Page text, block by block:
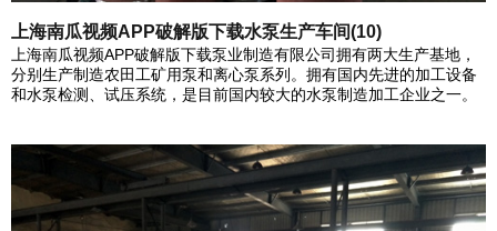
上海南瓜视频APP破解版下载水泵生产车间(10)
上海南瓜视频APP破解版下载泵业制造有限公司拥有两大生产基地，
分别生产制造农田工矿用泵和离心泵系列。拥有国内先进的加工设备
和水泵检测、试压系统，是目前国内较大的水泵制造加工企业之一。